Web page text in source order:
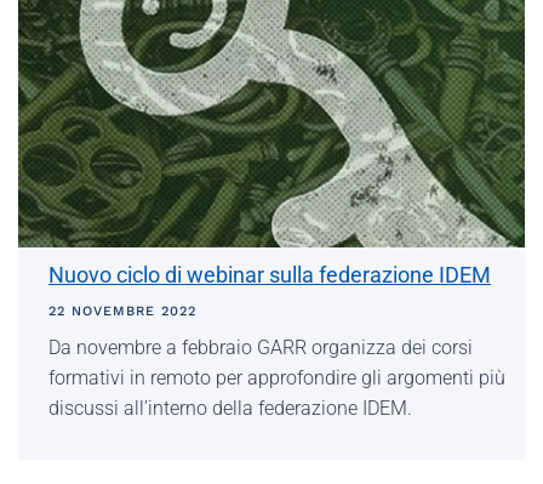
Nuovo ciclo di webinar sulla federazione IDEM
22 NOVEMBRE 2022
Da novembre a febbraio GARR organizza dei corsi
formativi in remoto per approfondire gli argomenti più
discussi all’interno della federazione IDEM.